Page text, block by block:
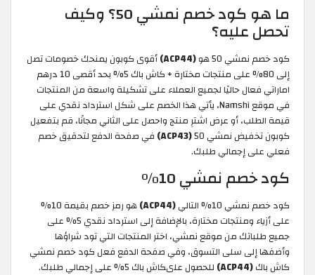
ما هو كود خصم نمشي 50؟ وكيف
تحصل عليه؟
كود خصم نمشي 50 هو (ACP44)
أقوى كوبون يمنحك خصومات تصل
إلى 80% على منتجات مختارة + كاش باك 5% بحد أقصى 10 درهم
اماراتي فعال حاليًا لجميع العملاء على تشكيلة واسعة من المنتجات
في موقع Namshi، يأتي هذا الخصم على شكل استرداد نقدي على
قيمة الطلب، أو عرض اشترِ منتج واحصل على الثاني مجانًا، قم بتفعيل
كوبون تخفيض نمشي 50
(ACP43)
في صفحة الدفع لتحقيق خصم
فعلي على إجمالي طلبك.
كود خصم نمشي 10%
كود خصم نمشي 10% التالي (ACP44)
هو رمز خصم بقيمة 10%
على أزياء ومنتجات مختارة، بالإضافة إلى استرداد نقدي 5% على
جميع طلباتك من موقع نمشي، اختر المنتجات التي تود شراؤها
وأضفها إلى سلى التسوق، وفي صفحة الدفع فعل كود خصم نمشي
كاش باك(ACP44) للحصول علىكاش باك 5% على إجمالي طلبك.